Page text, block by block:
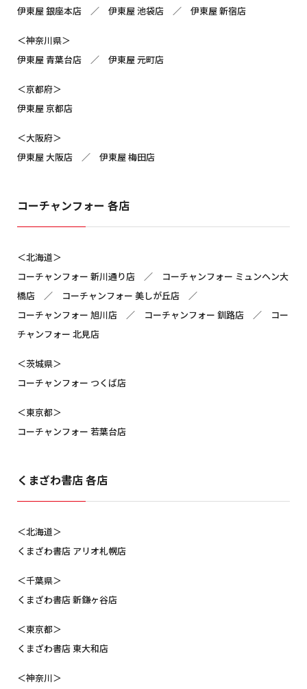
伊東屋 銀座本店 ／ 伊東屋 池袋店 ／ 伊東屋 新宿店
＜神奈川県＞
伊東屋 青葉台店 ／ 伊東屋 元町店
＜京都府＞
伊東屋 京都店
＜大阪府＞
伊東屋 大阪店 ／ 伊東屋 梅田店
コーチャンフォー 各店
＜北海道＞
コーチャンフォー 新川通り店 ／ コーチャンフォー ミュンヘン大
橋店 ／ コーチャンフォー 美しが丘店 ／
コーチャンフォー 旭川店 ／ コーチャンフォー 釧路店 ／ コー
チャンフォー 北見店
＜茨城県＞
コーチャンフォー つくば店
＜東京都＞
コーチャンフォー 若葉台店
くまざわ書店 各店
＜北海道＞
くまざわ書店 アリオ札幌店
＜千葉県＞
くまざわ書店 新鎌ヶ谷店
＜東京都＞
くまざわ書店 東大和店
＜神奈川＞